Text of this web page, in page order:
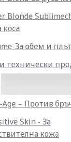
Blonde
коса
За обем и
технически
– Против
Skin - За
кожа